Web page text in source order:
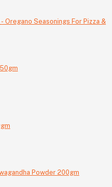
Oregano Seasonings For Pizza &